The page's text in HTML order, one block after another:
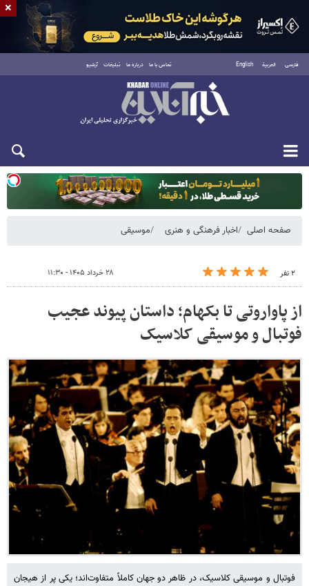
فارسی العربية English تماس با ما درباره ما تبلیغات آرشیو
یکشنبه ۱۸ مرداد ۱۴۰۵
صفحه اصلی اخبار فرهنگی و هنری موسیقی
۲ نفر ۲۸ خرداد ۱۴۰۵ - ۱۱:۳۰
از پاواروتی تا بکهام؛ داستان پیوند عجیب
فوتبال و موسیقی کلاسیک
فوتبال و موسیقی کلاسیک، در ظاهر دو جهان کاملاً متفاوت‌اند؛ یکی پر از هیجان
×